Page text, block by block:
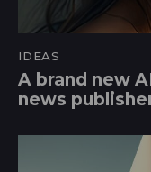
IDEAS
A brand new
news